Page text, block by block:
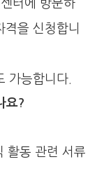
터에 방문하
을 신청합니
가능합니다.
요?
활동 관련 서류